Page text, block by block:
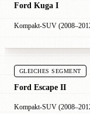
Ford Kuga I
Kompakt-SUV
GLEICHES SEGMENT
Ford Escape II
Kompakt-SUV